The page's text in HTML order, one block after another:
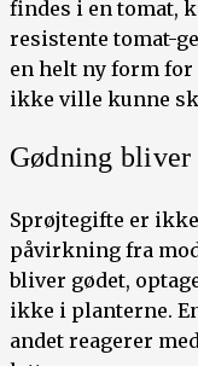
findes i en tomat,
resistente tomat-
en helt ny form
ikke ville kunne
Gødning
Sprøjtegifte er
påvirkning fra
bliver gødet,
ikke i planterne.
andet reagerer